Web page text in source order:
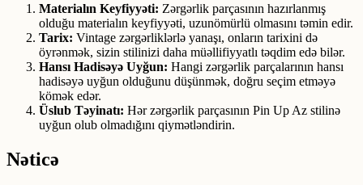
Materialın Keyfiyyəti: Zərgərlik parçasının hazırlanmış
olduğu materialın keyfiyyəti, uzunömürlü olmasını təmin edir.
Tarix: Vintage zərgərliklərlə yanaşı, onların tarixini də
öyrənmək, sizin stilinizi daha müəllifiyyatlı təqdim edə bilər.
Hansı Hadisəyə Uyğun: Hangi zərgərlik parçalarının hansı
hadisəyə uyğun olduğunu düşünmək, doğru seçim etməyə
kömək edər.
Üslub Təyinatı: Hər zərgərlik parçasının Pin Up Az stilinə
uyğun olub olmadığını qiymətləndirin.
Nəticə